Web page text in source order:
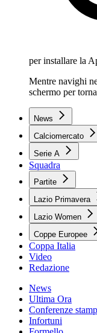
per installare la
Mentre navighi
schermo per
News
Calciomercato
Serie A
Squadra
Partite
Lazio Primavera
Lazio Women
Coppe Europee
Coppa Italia
Video
Redazione
News
Ultima Ora
Conferenze
Infortuni